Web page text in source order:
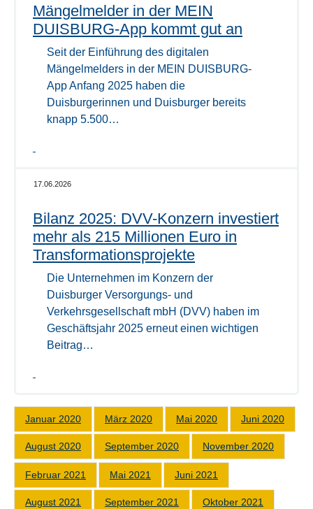
Mängelmelder in der MEIN
DUISBURG-App kommt gut an
Seit der Einführung des digitalen
Mängelmelders in der MEIN DUISBURG-
App Anfang 2025 haben die
Duisburgerinnen und Duisburger bereits
knapp 5.500…
17.06.2026
Bilanz 2025: DVV-Konzern investiert
mehr als 215 Millionen Euro in
Transformationsprojekte
Die Unternehmen im Konzern der
Duisburger Versorgungs- und
Verkehrsgesellschaft mbH (DVV) haben im
Geschäftsjahr 2025 erneut einen wichtigen
Beitrag…
Januar 2020 März 2020 Mai 2020 Juni 2020
August 2020 September 2020 November 2020
Februar 2021 Mai 2021 Juni 2021
August 2021 September 2021 Oktober 2021